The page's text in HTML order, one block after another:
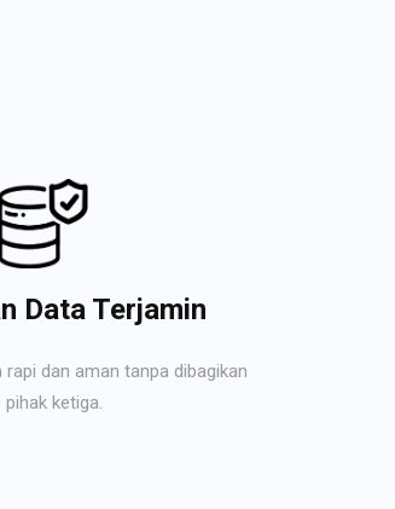
Data Terjamin
dan aman tanpa dibagikan
pihak ketiga.